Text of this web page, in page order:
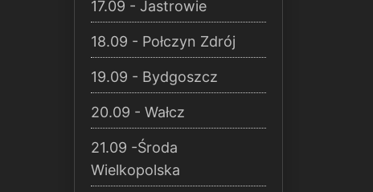
17.09 - Jastrowie
18.09 - Połczyn Zdrój
19.09 - Bydgoszcz
20.09 - Wałcz
21.09 -Środa
Wielkopolska